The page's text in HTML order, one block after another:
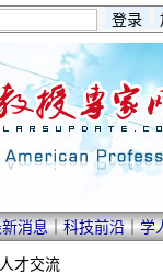
消息｜科技前沿｜学
人才交流